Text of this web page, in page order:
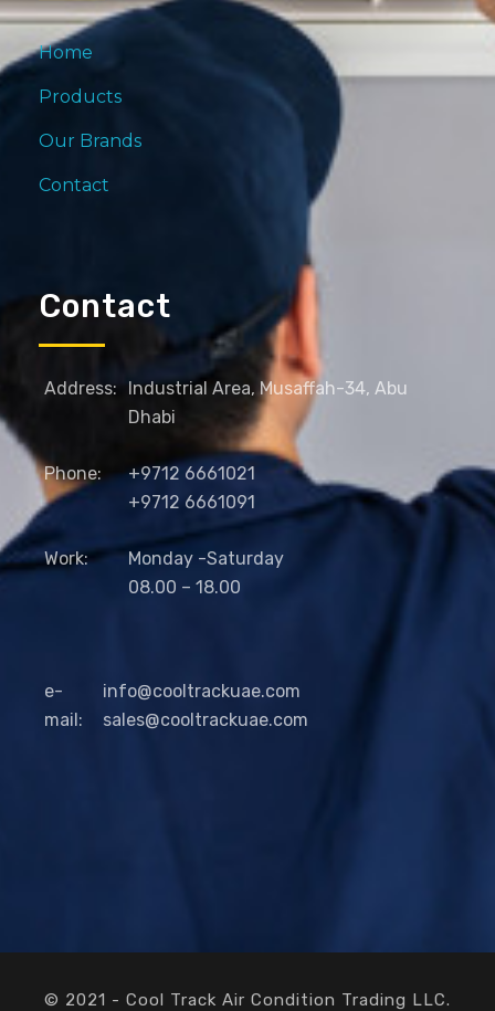
Home
Products
Our Brands
Contact
Contact
Address:
Industrial Area, Musaffah-34, Abu
Dhabi
Phone:
+9712 6661021
+9712 6661091
Work:
Monday -Saturday
08.00 – 18.00
e-
mail:
info@cooltrackuae.com
sales@cooltrackuae.com
© 2021 - Cool Track Air Condition Trading LLC.